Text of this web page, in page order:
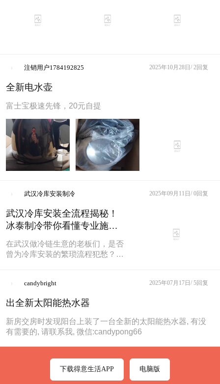
注销用户1784192825 2025年10月28日/ 2回复
全新电水壶
富士宝极速先锋，20元自提
武汉冷库安装制冷 2025年09月11日/ 0回复
武汉冷库安装全流程揭秘！
冰泰制冷带你看懂专业施工
每一步
在武汉做冷链生意的老板们，是否
曾为冷库安装的繁琐流程犯愁？担
业，冰泰candybright 2025年07月17日/ 5回复
出全新太阳能热水器
新房交房时发现阳台上装了一台全新的太阳能热水器, 有没
有需要的, 请联系我, 微信:candypong66
下载得意生活APP 电脑版